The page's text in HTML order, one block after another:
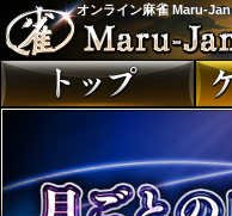
オンライン麻雀 Maru-Jan